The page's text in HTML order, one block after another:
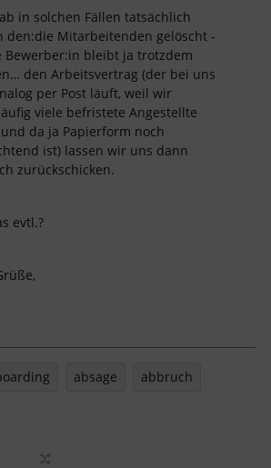
in solchen Fällen tatsächlich
den:die Mitarbeitenden gelöscht -
Bewerber:in bleibt ja trotzdem
den Arbeitsvertrag (der bei uns
per Post läuft, weil wir
viele befristete Angestellte
da ja Papierform noch
ist) lassen wir uns dann
zurückschicken.
evtl.?
absage abbruch